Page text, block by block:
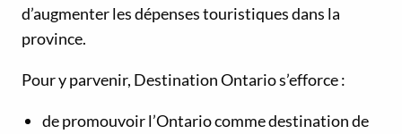
d’augmenter les dépenses touristiques dans la
province.
Pour y parvenir, Destination Ontario s’efforce :
de promouvoir l’Ontario comme destination de